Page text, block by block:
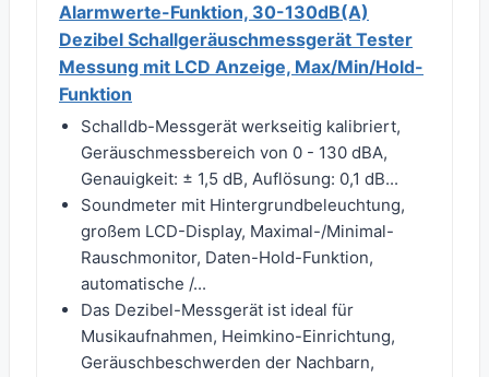
Alarmwerte-Funktion, 30-130dB(A)
Dezibel Schallgeräuschmessgerät Tester
Messung mit LCD Anzeige, Max/Min/Hold-
Funktion
Schalldb-Messgerät werkseitig kalibriert,
Geräuschmessbereich von 0 - 130 dBA,
Genauigkeit: ± 1,5 dB, Auflösung: 0,1 dB...
Soundmeter mit Hintergrundbeleuchtung,
großem LCD-Display, Maximal-/Minimal-
Rauschmonitor, Daten-Hold-Funktion,
automatische /...
Das Dezibel-Messgerät ist ideal für
Musikaufnahmen, Heimkino-Einrichtung,
Geräuschbeschwerden der Nachbarn,